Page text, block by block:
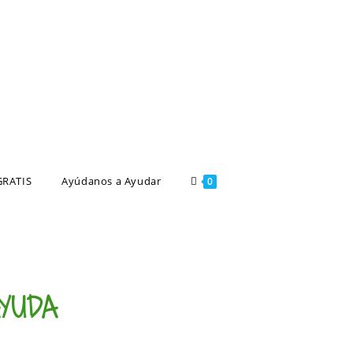
Ayúdanos a Ayudar 0